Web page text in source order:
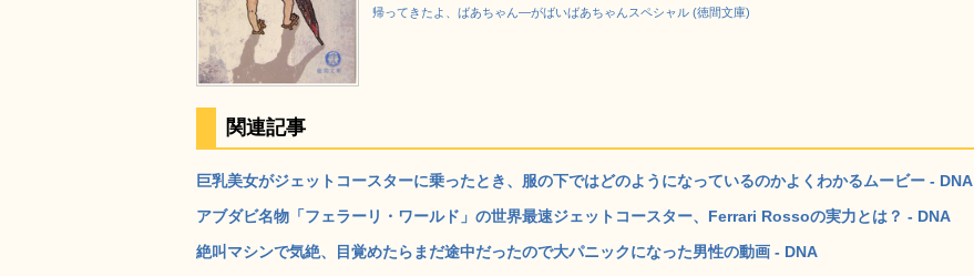
帰ってきたよ、ばあちゃん―がばいばあちゃんスペシャル (徳間文庫)
関連記事
巨乳美女がジェットコースターに乗ったとき、服の下ではどのようになっているのかよくわかるムービー - DNA
アブダビ名物「フェラーリ・ワールド」の世界最速ジェットコースター、Ferrari Rossoの実力とは？ - DNA
絶叫マシンで気絶、目覚めたらまだ途中だったので大パニックになった男性の動画 - DNA